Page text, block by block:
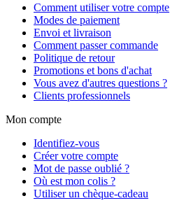
Comment utiliser votre compte
Modes de paiement
Envoi et livraison
Comment passer commande
Politique de retour
Promotions et bons d'achat
Vous avez d'autres questions ?
Clients professionnels
Mon compte
Identifiez-vous
Créer votre compte
Mot de passe oublié ?
Où est mon colis ?
Utiliser un chèque-cadeau